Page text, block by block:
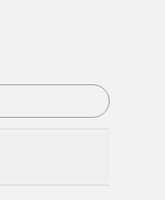
som medlem